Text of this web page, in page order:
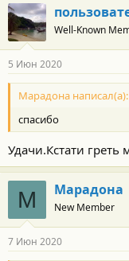
Well-Known
5 Июн 2020
Марадона написал(а):
спасибо
Удачи.Кстати
М Марадона
New Member
7 Июн 2020